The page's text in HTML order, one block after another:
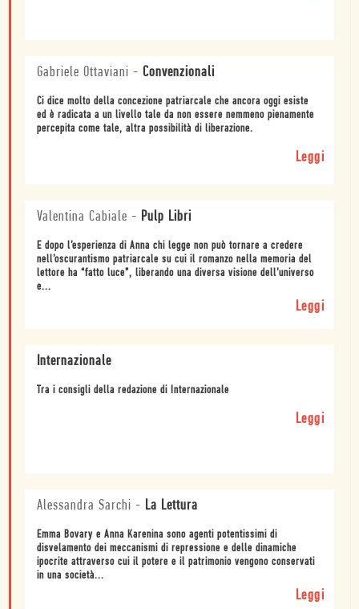
Gabriele Ottaviani - Convenzionali
Ci dice molto della concezione patriarcale che ancora oggi esiste
ed è radicata a un livello tale da non essere nemmeno pienamente
percepita come tale, altra possibilità di liberazione.
Leggi
Valentina Cabiale - Pulp Libri
E dopo l’esperienza di Anna chi legge non può tornare a credere
nell’oscurantismo patriarcale su cui il romanzo nella memoria del
lettore ha “fatto luce”, liberando una diversa visione dell’universo
e...
Leggi
Internazionale
Tra i consigli della redazione di Internazionale
Leggi
Alessandra Sarchi - La Lettura
Emma Bovary e Anna Karenina sono agenti potentissimi di
disvelamento dei meccanismi di repressione e delle dinamiche
ipocrite attraverso cui il potere e il patrimonio vengono conservati
in una società...
Leggi